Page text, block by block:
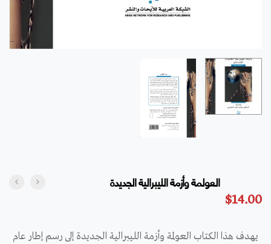
العولمة وأزمة الليبرالية الجديدة
$14.00
يهدف هذا الكتاب العولمة وأزمة الليبرالية الجديدة إلى رسم إطار عام